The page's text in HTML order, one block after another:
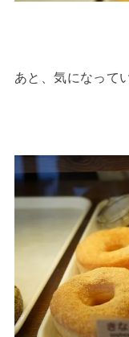
あと、気になって